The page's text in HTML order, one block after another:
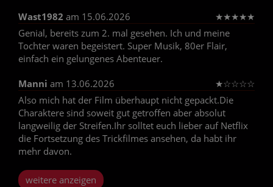
Wast1982 am 15.06.2026 ★★★★★
Genial, bereits zum 2. mal gesehen. Ich und meine
Tochter waren begeistert. Super Musik, 80er Flair,
einfach ein gelungenes Abenteuer.
Manni am 13.06.2026 ★☆☆☆☆
Also mich hat der Film überhaupt nicht gepackt.Die
Charaktere sind soweit gut getroffen aber absolut
langweilig der Streifen.Ihr solltet euch lieber auf Netflix
die Fortsetzung des Trickfilmes ansehen, da habt ihr
mehr davon.
weitere anzeigen